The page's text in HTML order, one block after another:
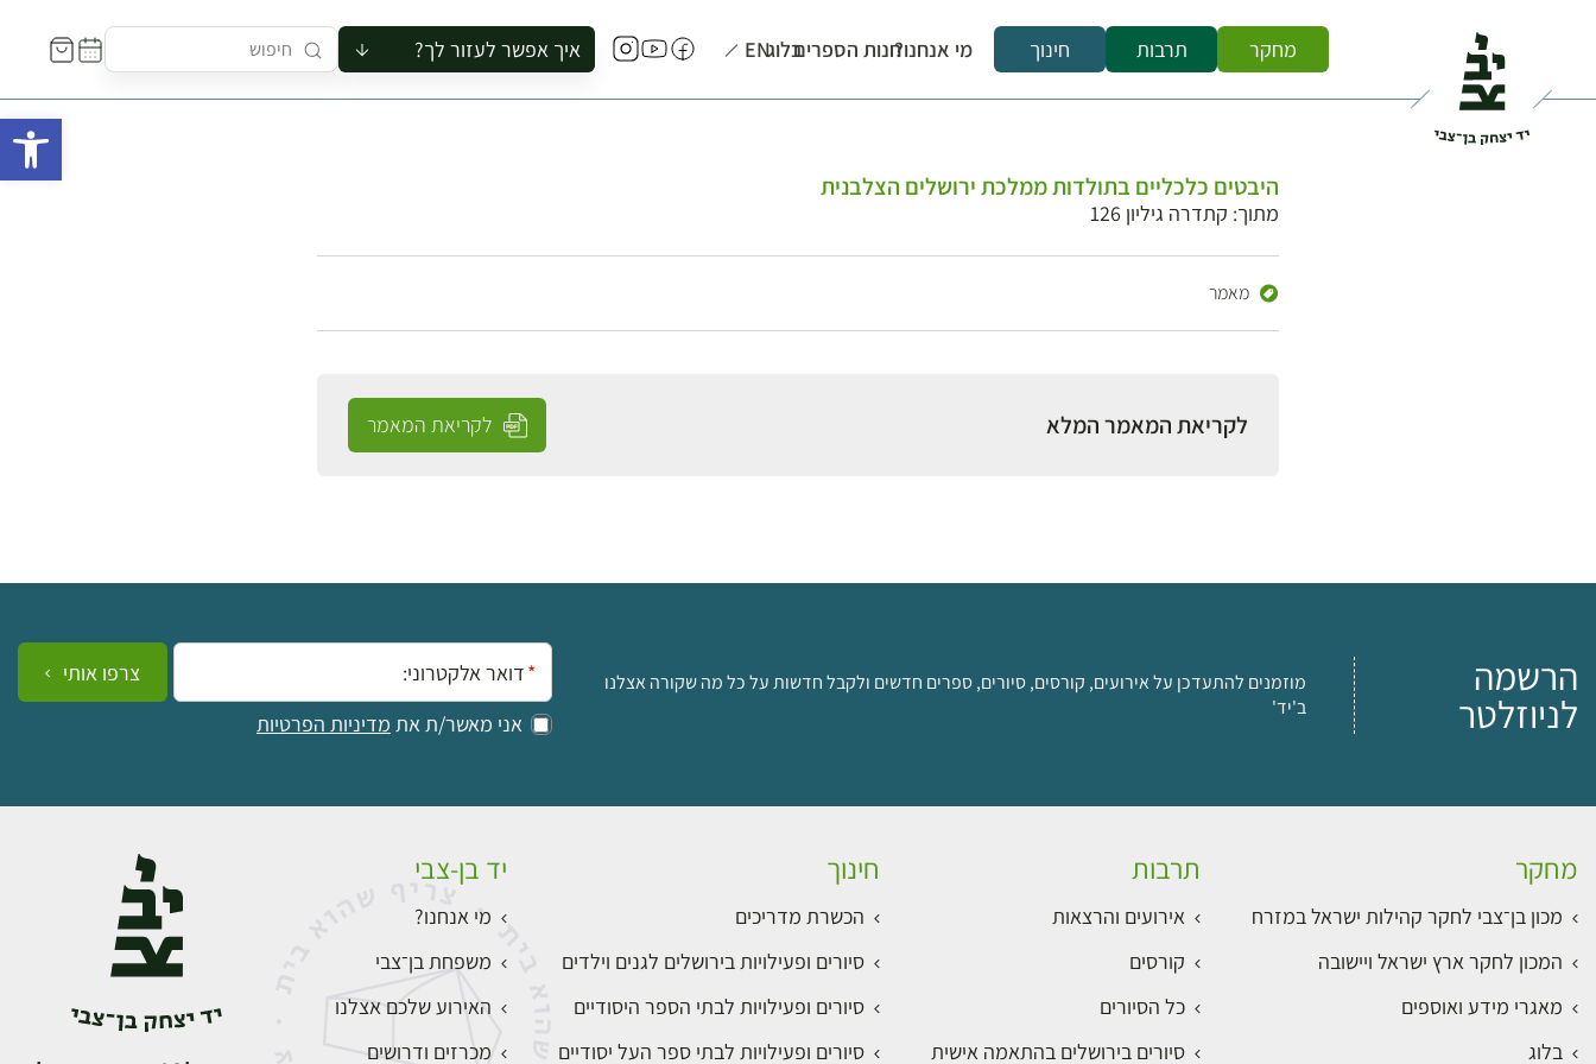
מחקר תרבות חינוך מי אנחנו?חנות הספריםבלוגEN איך אפשר לעזור לך?
להזמין סיור לקבוצה
היבטים כלכליים בתולדות ממלכת ירושלים הצלבנית
מתוך: קתדרה גיליון 126
מאמר
לקריאת המאמר המלא לקריאת המאמר
הרשמה
לניוזלטר
מוזמנים להתעדכן על אירועים, קורסים, סיורים, ספרים חדשים ולקבל חדשות על כל מה שקורה אצלנו
ב'יד'
אימייל:
אני מאשר/ת את מדיניות הפרטיות
צרפו אותי
מחקר
מכון בן־צבי לחקר קהילות ישראל במזרח
המכון לחקר ארץ ישראל ויישובה
מאגרי מידע ואוספים
בלוג
תרבות
אירועים והרצאות
קורסים
כל הסיורים
סיורים בירושלים בהתאמה אישית
חינוך
הכשרת מדריכים
סיורים ופעילויות בירושלים לגנים וילדים
סיורים ופעילויות לבתי הספר היסודיים
סיורים ופעילויות לבתי ספר העל יסודיים
יד בן-צבי
מי אנחנו?
משפחת בן־צבי
האירוע שלכם אצלנו
מכרזים ודרושים